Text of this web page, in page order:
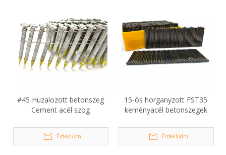
#45 Huzalozott betonszeg
Cement acél szög
Érdeklődni
15-ös horganyzott FST35
keményacél betonszegek
Érdeklődni